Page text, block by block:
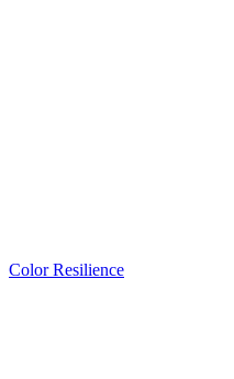
Color Resilience